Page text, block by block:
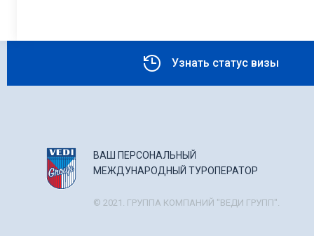
Узнать статус визы
ВАШ ПЕРСОНАЛЬНЫЙ
МЕЖДУНАРОДНЫЙ ТУРОПЕРАТОР
© 2021. ГРУППА КОМПАНИЙ "ВЕДИ ГРУПП".